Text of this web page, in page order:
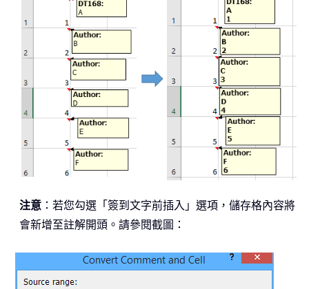
注意 ：若您勾選「簽到文字前插入」選項，儲存格內容將
會新增至註解開頭。請參閱截圖：